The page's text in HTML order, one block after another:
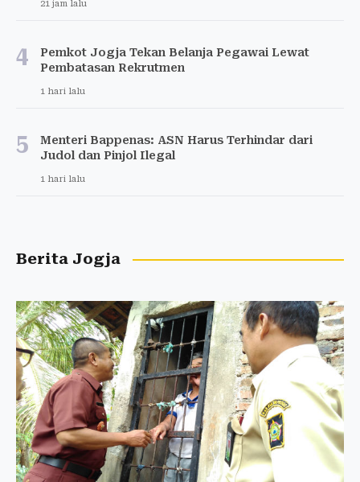
21 jam lalu
4
Pemkot Jogja Tekan Belanja Pegawai Lewat
Pembatasan Rekrutmen
1 hari lalu
5
Menteri Bappenas: ASN Harus Terhindar dari
Judol dan Pinjol Ilegal
1 hari lalu
Berita Jogja